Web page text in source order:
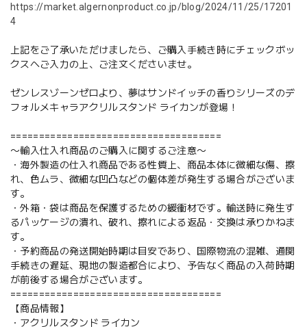
https://market.algernonproduct.co.jp/blog/2024/11/25/17201
4
上記をご了承いただけましたら、ご購入手続き時にチェックボッ
クスへご入力の上、ご注文くださいませ。
ゼンレスゾーンゼロより、夢はサンドイッチの香りシリーズのデ
フォルメキャラアクリルスタンド ライカンが登場！
=====================================
〜輸入仕入れ商品のご購入に関するご注意〜
・海外製造の仕入れ商品である性質上、商品本体に微細な傷、擦
れ、色ムラ、微細な凹凸などの個体差が発生する場合がございま
す。
・外箱・袋は商品を保護するための緩衝材です。輸送時に発生す
るパッケージの潰れ、破れ、擦れによる返品・交換は承りかねま
す。
・予約商品の発送開始時期は目安であり、国際物流の混雑、通関
手続きの遅延、現地の製造都合により、予告なく商品の入荷時期
が前後する場合がございます。
=====================================
【商品情報】
・アクリルスタンド ライカン